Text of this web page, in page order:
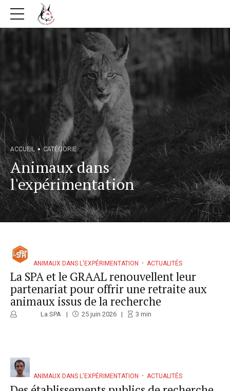
ACCUEIL CATÉGORIE
Animaux dans
l'expérimentation
ANIMAUX DANS L'EXPÉRIMENTATION ACTUALITÉS
La SPA et le GRAAL renouvellent leur
partenariat pour offrir une retraite aux
animaux issus de la recherche
La SPA 25 juin 2026 3 min
ANIMAUX DANS L'EXPÉRIMENTATION ACTUALITÉS